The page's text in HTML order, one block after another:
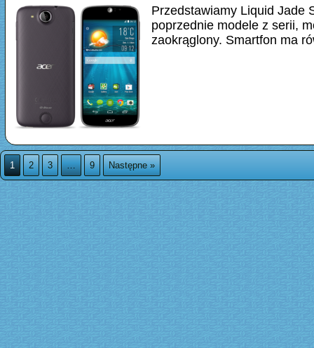
Przedstawiamy Liquid Jade
poprzednie modele z serii,
zaokrąglony. Smartfon ma
1 2 3 … 9 Następne »